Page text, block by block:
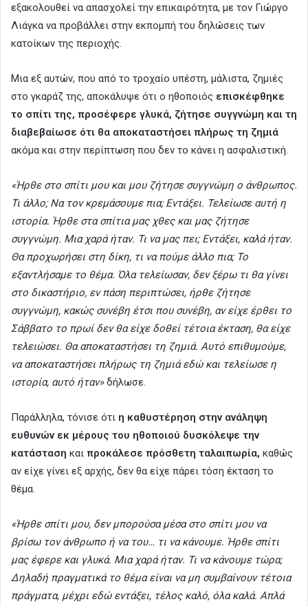
εξακολουθεί να απασχολεί την επικαιρότητα, με τον Γιώργο
Λιάγκα να προβάλλει στην εκπομπή του δηλώσεις των
κατοίκων της περιοχής.
Μια εξ αυτών, που από το τροχαίο υπέστη, μάλιστα, ζημιές
στο γκαράζ της, αποκάλυψε ότι ο ηθοποιός επισκέφθηκε
το σπίτι της, προσέφερε γλυκά, ζήτησε συγγνώμη και τη
διαβεβαίωσε ότι θα αποκαταστήσει πλήρως τη ζημιά
ακόμα και στην περίπτωση που δεν το κάνει η ασφαλιστική.
«Ήρθε στο σπίτι μου και μου ζήτησε συγγνώμη ο άνθρωπος.
Τι άλλο; Να τον κρεμάσουμε πια; Εντάξει. Τελείωσε αυτή η
ιστορία. Ήρθε στα σπίτια μας χθες και μας ζήτησε
συγγνώμη. Μια χαρά ήταν. Τι να μας πει; Εντάξει, καλά ήταν.
Θα προχωρήσει στη δίκη, τι να πούμε άλλο πια; Το
εξαντλήσαμε το θέμα. Όλα τελείωσαν, δεν ξέρω τι θα γίνει
στο δικαστήριο, εν πάση περιπτώσει, ήρθε ζήτησε
συγγνώμη, κακώς συνέβη έτσι που συνέβη, αν είχε έρθει το
Σάββατο το πρωί δεν θα είχε δοθεί τέτοια έκταση, θα είχε
τελειώσει. Θα αποκαταστήσει τη ζημιά. Αυτό επιθυμούμε,
να αποκαταστήσει πλήρως τη ζημιά εδώ και τελείωσε η
ιστορία, αυτό ήταν»δήλωσε.
Παράλληλα, τόνισε ότι η καθυστέρηση στην ανάληψη
ευθυνών εκ μέρους του ηθοποιού δυσκόλεψε την
κατάσταση και προκάλεσε πρόσθετη ταλαιπωρία, καθώς
αν είχε γίνει εξ αρχής, δεν θα είχε πάρει τόση έκταση το
θέμα.
«Ήρθε σπίτι μου, δεν μπορούσα μέσα στο σπίτι μου να
βρίσω τον άνθρωπο ή να του… τι να κάνουμε. Ήρθε σπίτι
μας έφερε και γλυκά. Μια χαρά ήταν. Τι να κάνουμε τώρα;
Δηλαδή πραγματικά το θέμα είναι να μη συμβαίνουν τέτοια
πράγματα, μέχρι εδώ εντάξει, τέλος καλό, όλα καλά. Απλά